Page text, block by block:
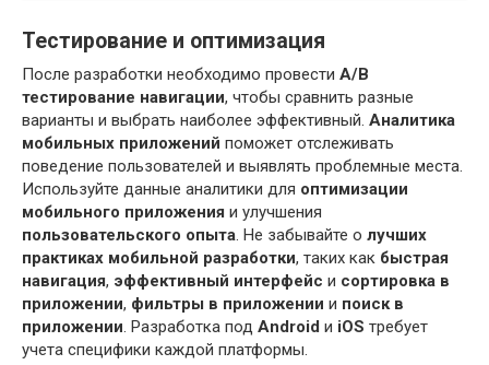
Тестирование и оптимизация
После разработки необходимо провести A/B
тестирование навигации, чтобы сравнить разные
варианты и выбрать наиболее эффективный. Аналитика
мобильных приложений поможет отслеживать
поведение пользователей и выявлять проблемные места.
Используйте данные аналитики для оптимизации
мобильного приложения и улучшения
пользовательского опыта. Не забывайте о лучших
практиках мобильной разработки, таких как быстрая
навигация, эффективный интерфейс и сортировка в
приложении, фильтры в приложении и поиск в
приложении. Разработка под Android и iOS требует
учета специфики каждой платформы.